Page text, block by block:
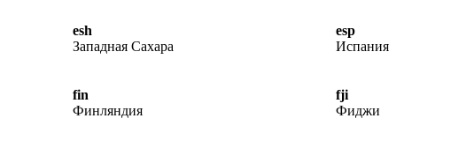
esh
Западная Сахара
esp
Испания
fin
Финляндия
fji
Фиджи